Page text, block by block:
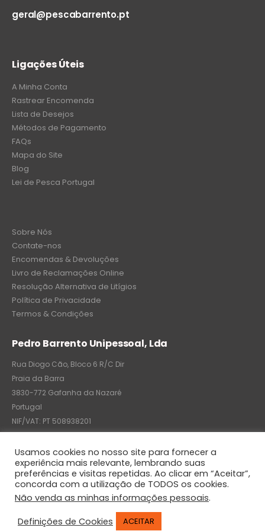
geral@pescabarrento.pt
Ligações Úteis
A Minha Conta
Rastrear Encomenda
Lista de Desejos
Métodos de Pagamento
FAQs
Mapa do Site
Blog
Lei de Pesca Portugal
Sobre Nós
Contate-nos
Encomendas & Devoluções
Livro de Reclamações Online
Resolução Alternativa de Litígios
Política de Privacidade
Termos & Condições
Pedro Barrento Unipessoal, Lda
Rua Diogo Cão, Bloco 6 R/C Dir
Praia da Barra
3830-772 Gafanha da Nazaré
Portugal
NIF/VAT: PT 508938201
C.R.C.: 7004-8522-6075
© Pedro Barrento Unipessoal, Lda. 2020. All Rights Reserved
Usamos cookies no nosso site para fornecer a
experiência mais relevante, lembrando suas
preferências e visitas repetidas. Ao clicar em “Aceitar”,
concorda com a utilização de TODOS os cookies.
Não venda as minhas informações pessoais.
Definições de Cookies
ACEITAR